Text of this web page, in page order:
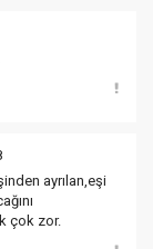
ayrılan,eşi
çok zor.